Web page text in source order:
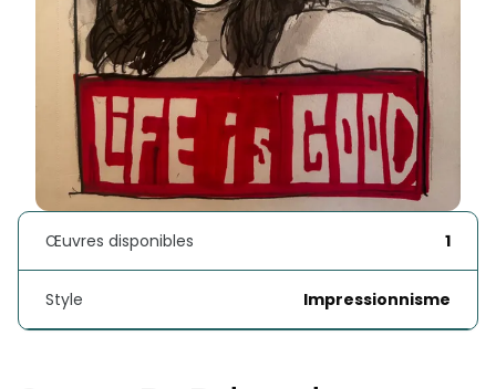
Œuvres disponibles 1
Style Impressionnisme